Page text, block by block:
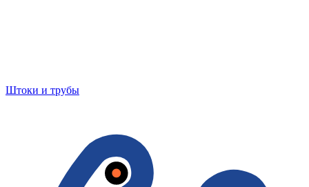
Штоки и трубы